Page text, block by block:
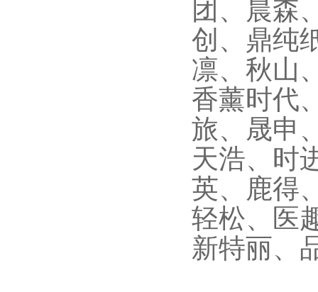
团、晨森
创、鼎纯
凛、秋山
香薰时代
旅、晟申
天浩、时
英、鹿得
轻松、医
新特丽